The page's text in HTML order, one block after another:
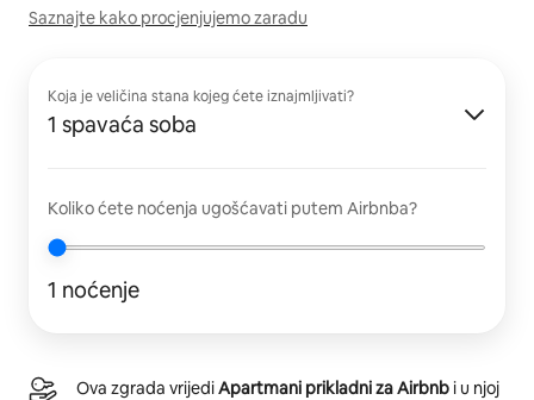
Saznajte kako procjenjujemo zaradu
Koja je veličina stana kojeg ćete iznajmljivati?
1 spavaća soba
Koliko ćete noćenja ugošćavati putem Airbnba?
1 noćenje
Ova zgrada vrijediApartmani prikladni za Airbnb i u njoj